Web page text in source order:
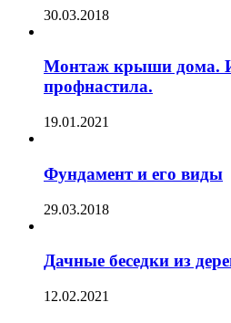
30.03.2018
Монтаж крыши дома.
профнастила.
19.01.2021
Фундамент и его виды
29.03.2018
Дачные беседки из
12.02.2021